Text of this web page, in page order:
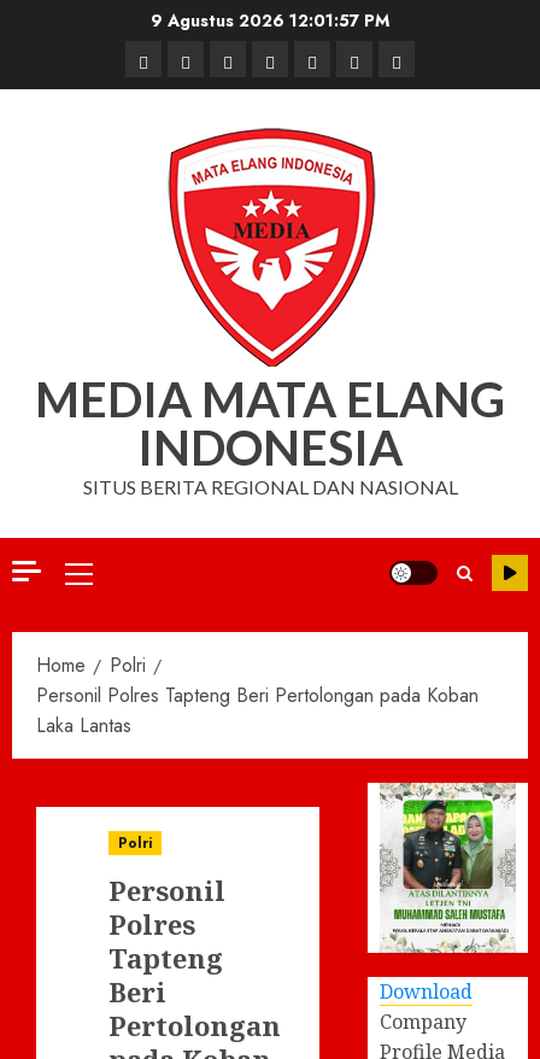
9 Agustus 2026 12:01:58 PM
BerandaNasionalDaerahHukum
dan
Kriminal
Pendidikan
Box
Redaksi
Iklan
MEDIA MATA ELANG
INDONESIA
SITUS BERITA REGIONAL DAN NASIONAL
Primary
Home
Polri
Personil Polres Tapteng Beri Pertolongan pada Koban
Laka Lantas
Polri
Personil
Polres
Tapteng
Beri
Pertolongan
Download
Company
Profile Media